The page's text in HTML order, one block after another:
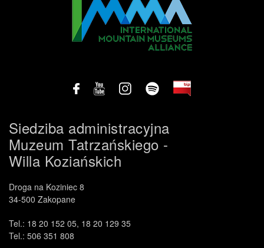
Siedziba administracyjna
Muzeum Tatrzańskiego -
Willa Koziańskich
Droga na Koziniec 8
34-500 Zakopane
Tel.: 18 20 152 05, 18 20 129 35
Tel.: 506 351 808